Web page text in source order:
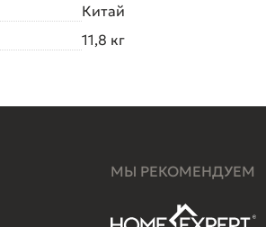
Китай
11,8 кг
МЫ РЕКОМЕНДУЕМ